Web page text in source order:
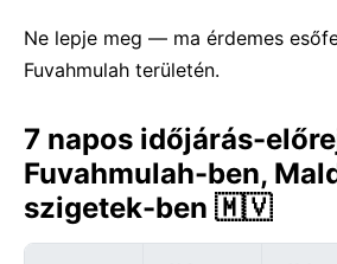
Ne lepje meg — ma érdemes
Fuvahmulah területén.
7 napos időjárás-
Fuvahmulah-ben,
szigetek-ben 🇲🇻